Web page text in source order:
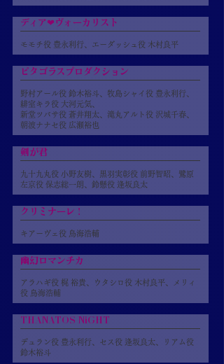
ディア❤ヴォーカリスト
モモチ役 豊永利行、エーダッシュ役 木村良平
ピタゴラスプロダクション
野村アール役 鈴木裕斗、牧島シャイ役 豊永利行、
緋室キラ役 大河元気、
新堂ツバサ役 蒼井翔太、滝丸アルト役 沢城千春、
朝波ナナセ役 広瀬裕也
剣が君
九十九丸役 小野友樹、黒羽実彰役 前野智昭、鷺原
左京役 保志総一朗、鈴懸役 逢坂良太
クリミナーレ！
キアーヴェ役 鳥海浩輔
幽幻ロマンチカ
アラハギ役 梶 裕貴、ウタシロ役 木村良平、メリィ
役 鳥海浩輔
THANATOS NiGHT
デュラン役 豊永利行、セス役 逢坂良太、リアム役
鈴木裕斗